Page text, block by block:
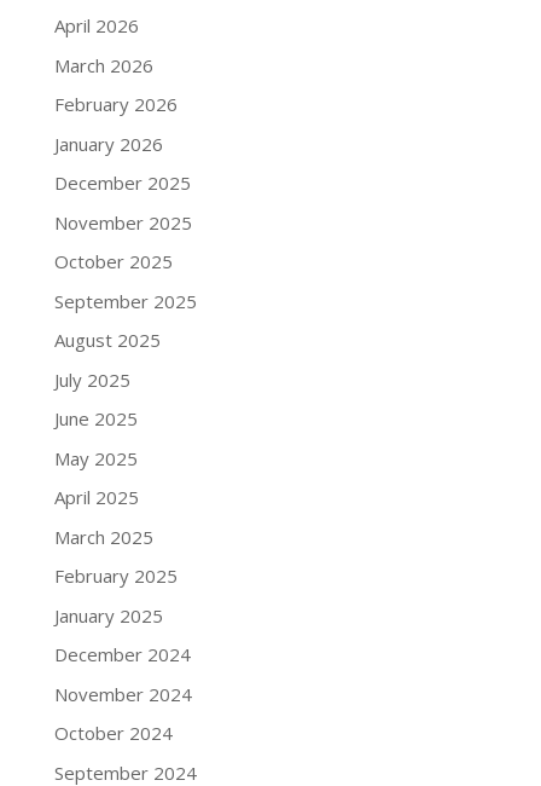
April 2026
March 2026
February 2026
January 2026
December 2025
November 2025
October 2025
September 2025
August 2025
July 2025
June 2025
May 2025
April 2025
March 2025
February 2025
January 2025
December 2024
November 2024
October 2024
September 2024